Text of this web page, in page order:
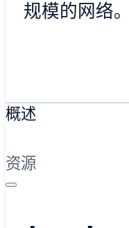
规模的网络。
概述
资源